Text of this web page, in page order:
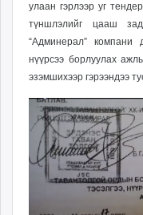
улаан гэрлээр уг
түншлэлийг цааш
“Админерал” компани
нүүрсээ борлуулах
эзэмшихээр гэрээндээ